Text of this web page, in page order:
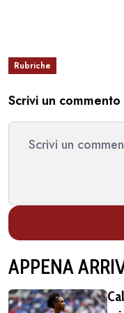
Rubriche
Scrivi un commento
APPENA